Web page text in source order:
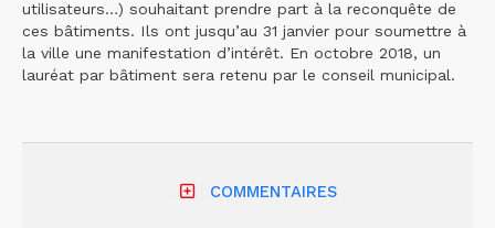
utilisateurs…) souhaitant prendre part à la reconquête de
ces bâtiments. Ils ont jusqu’au 31 janvier pour soumettre à
la ville une manifestation d’intérêt. En octobre 2018, un
lauréat par bâtiment sera retenu par le conseil municipal.
COMMENTAIRES